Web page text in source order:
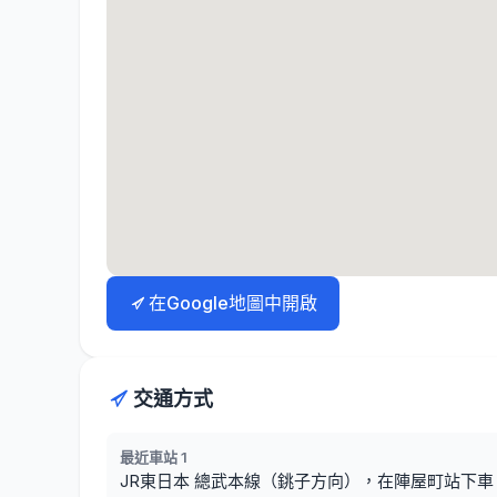
在Google地圖中開啟
交通方式
最近車站 1
JR東日本 總武本線（銚子方向），在陣屋町站下